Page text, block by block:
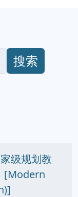
搜索
级规划教
[Modern